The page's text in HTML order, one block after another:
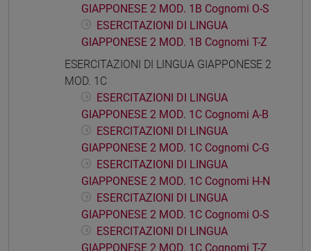
GIAPPONESE 2 MOD. 1B Cognomi O-S
ESERCITAZIONI DI LINGUA
GIAPPONESE 2 MOD. 1B Cognomi T-Z
ESERCITAZIONI DI LINGUA GIAPPONESE 2
MOD. 1C
ESERCITAZIONI DI LINGUA
GIAPPONESE 2 MOD. 1C Cognomi A-B
ESERCITAZIONI DI LINGUA
GIAPPONESE 2 MOD. 1C Cognomi C-G
ESERCITAZIONI DI LINGUA
GIAPPONESE 2 MOD. 1C Cognomi H-N
ESERCITAZIONI DI LINGUA
GIAPPONESE 2 MOD. 1C Cognomi O-S
ESERCITAZIONI DI LINGUA
GIAPPONESE 2 MOD. 1C Cognomi T-Z